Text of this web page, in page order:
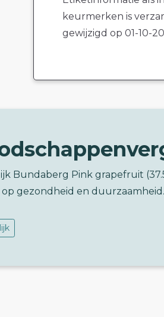
keurmerken is
gewijzigd op 01-10-
Bundaberg Pink grapefruit
op gezondheid en duurzaamheid.